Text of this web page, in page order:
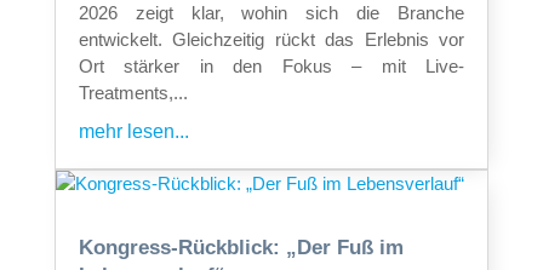
2026 zeigt klar, wohin sich die Branche
entwickelt. Gleichzeitig rückt das Erlebnis vor
Ort stärker in den Fokus – mit Live-
Treatments,...
mehr lesen...
Kongress-Rückblick: „Der Fuß im